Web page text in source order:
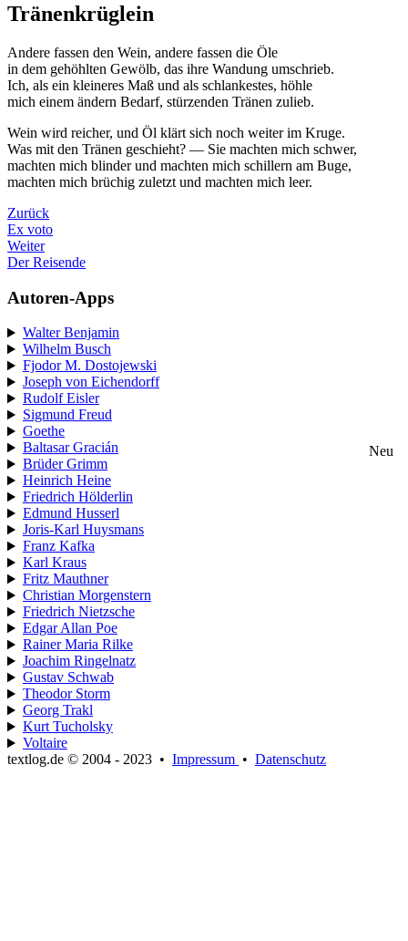
Tränenkrüglein
Andere fassen den Wein, andere fassen die Öle
in dem gehöhlten Gewölb, das ihre Wandung umschrieb.
Ich, als ein kleineres Maß und als schlankestes, höhle
mich einem ändern Bedarf, stürzenden Tränen zulieb.
Wein wird reicher, und Öl klärt sich noch weiter im Kruge.
Was mit den Tränen geschieht? — Sie machten mich schwer,
machten mich blinder und machten mich schillern am Buge,
machten mich brüchig zuletzt und machten mich leer.
Zurück
Ex voto
Weiter
Der Reisende
Autoren-Apps
Walter Benjamin
Wilhelm Busch
Fjodor M. Dostojewski
Joseph von Eichendorff
Rudolf Eisler
Sigmund Freud
Goethe
Baltasar Gracián
Neu
Brüder Grimm
Heinrich Heine
Friedrich Hölderlin
Edmund Husserl
Joris-Karl Huysmans
Franz Kafka
Karl Kraus
Fritz Mauthner
Christian Morgenstern
Friedrich Nietzsche
Edgar Allan Poe
Rainer Maria Rilke
Joachim Ringelnatz
Gustav Schwab
Theodor Storm
Georg Trakl
Kurt Tucholsky
Voltaire
textlog.de © 2004 - 2023 • Impressum • Datenschutz